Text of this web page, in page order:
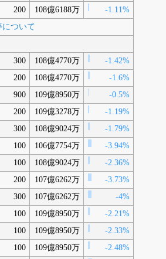
200 108億6188万
-1.11%
について
300 108億4770万
-1.42%
200 108億4770万
-1.6%
900 109億8950万
-0.5%
200 109億3278万
-1.19%
300 108億9024万
-1.79%
100 106億7754万
-3.94%
100 108億9024万
-2.36%
200 107億6262万
-3.73%
300 107億6262万
-4%
100 109億8950万
-2.21%
100 109億8950万
-2.33%
100 109億8950万
-2.48%